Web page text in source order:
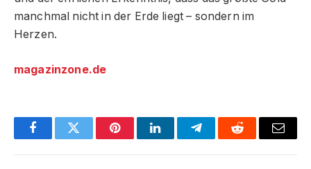
manchmal nicht in der Erde liegt – sondern im
Herzen.
magazinzone.de
FacebookTwitter PinterestLinkedInTelegramReddit Email